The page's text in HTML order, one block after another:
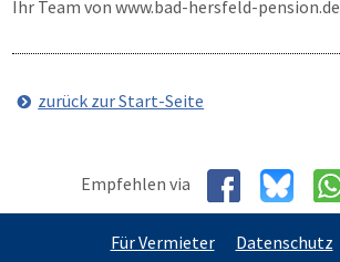
Ihr Team von www.bad-hersfeld-pension.de
zurück zur Start-Seite
Empfehlen via
Für Vermieter Datenschutz